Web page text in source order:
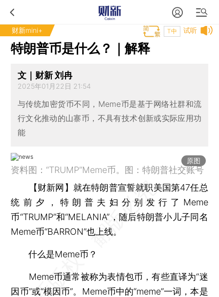
财新mini+ 试听
T中
特朗普币是什么？｜解释
文｜财新 刘冉
2025年01月22日 21:54
与传统加密货币不同，Meme币是基于网络社群和流
行文化推动的山寨币，不具有技术创新或实际应用功
能
原图
资料图：“TRUMP”Meme币。图：特朗普社交账号
【财新网】 就在特朗普宣誓就职美国第47任总
统前夕，特朗普夫妇分别发行了Meme
币“TRUMP”和“MELANIA”，随后特朗普小儿子同名
Meme币“BARRON”也上线。
什么是Meme币？
Meme币通常被称为表情包币，有些直译为“迷
因币”或“模因币”。Meme币中的“meme”一词，本是